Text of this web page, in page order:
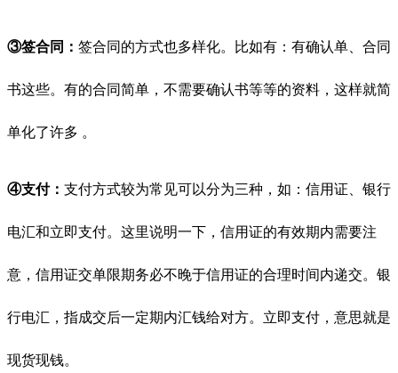
③签合同： 签合同的方式也多样化。比如有：有确认单、合同
书这些。有的合同简单，不需要确认书等等的资料，这样就简
单化了许多 。
④支付： 支付方式较为常见可以分为三种，如：信用证、银行
电汇和立即支付。这里说明一下，信用证的有效期内需要注
意，信用证交单限期务必不晚于信用证的合理时间内递交。银
行电汇，指成交后一定期内汇钱给对方。立即支付，意思就是
现货现钱。